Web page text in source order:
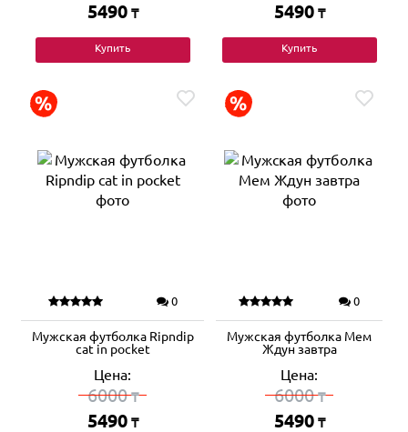
5490 ₸
Купить
5490 ₸
Купить
0
Мужская футболка Ripndip
cat in pocket
Цена:
6000₸
5490 ₸
0
Мужская футболка Мем
Ждун завтра
Цена:
6000₸
5490 ₸